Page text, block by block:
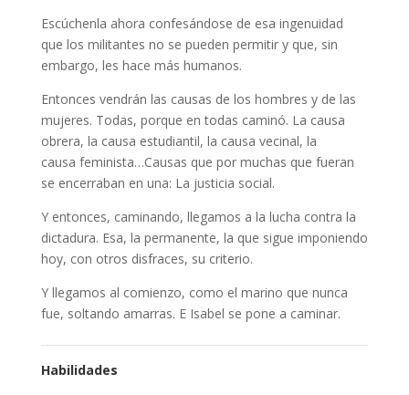
Escúchenla ahora confesándose de esa ingenuidad
que los militantes no se pueden permitir y que, sin
embargo, les hace más humanos.
Entonces vendrán las causas de los hombres y de las
mujeres. Todas, porque en todas caminó. La causa
obrera, la causa estudiantil, la causa vecinal, la
causa feminista…Causas que por muchas que fueran
se encerraban en una: La justicia social.
Y entonces, caminando, llegamos a la lucha contra la
dictadura. Esa, la permanente, la que sigue imponiendo
hoy, con otros disfraces, su criterio.
Y llegamos al comienzo, como el marino que nunca
fue, soltando amarras. E Isabel se pone a caminar.
Habilidades